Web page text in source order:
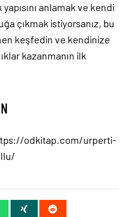
anlamak ve kendi
çıkmak istiyorsanız, bu
keşfedin ve kendinize
kazanmanın ilk
odkitap.com/urperti-